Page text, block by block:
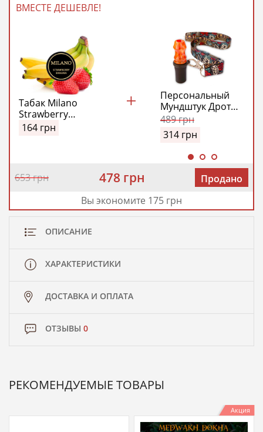
ВМЕСТЕ ДЕШЕВЛЕ!
Табак Milano
Strawberry
Banana (Милано
Клубника Банан)
164 грн
Персональный
Мундштук Дротик
Модель №1
(Drotick Personal
Model №1)
(Оранжевый)
489грн
314 грн
653 грн 478 грн
Продано
Вы экономите 175 грн
ОПИСАНИЕ
ХАРАКТЕРИСТИКИ
ДОСТАВКА И ОПЛАТА
ОТЗЫВЫ 0
РЕКОМЕНДУЕМЫЕ ТОВАРЫ
Акция